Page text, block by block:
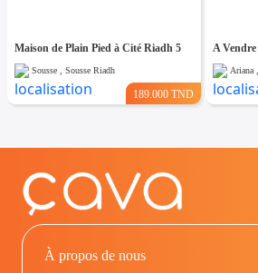
Maison de Plain Pied à Cité Riadh 5
Sousse , Sousse Riadh
189.000 TND
A
Ariana
À propos de nous